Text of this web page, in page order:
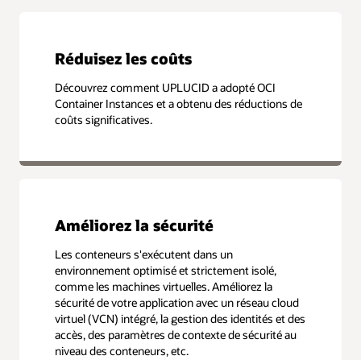
Réduisez les coûts
Découvrez comment UPLUCID a adopté OCI
Container Instances et a obtenu des réductions de
coûts significatives.
Améliorez la sécurité
Les conteneurs s'exécutent dans un
environnement optimisé et strictement isolé,
comme les machines virtuelles. Améliorez la
sécurité de votre application avec un réseau cloud
virtuel (VCN) intégré, la gestion des identités et des
accès, des paramètres de contexte de sécurité au
niveau des conteneurs, etc.